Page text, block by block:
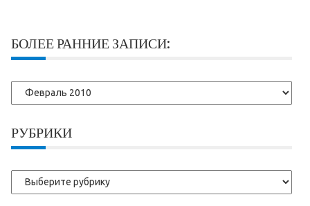
БОЛЕЕ РАННИЕ ЗАПИСИ:
Более
ранние
РУБРИКИ
Рубрики